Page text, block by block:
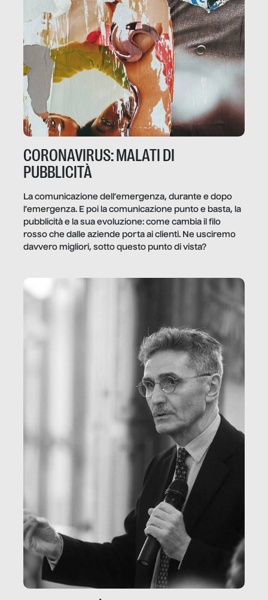
CORONAVIRUS: MALATI DI
PUBBLICITÀ
La comunicazione dell’emergenza, durante e dopo
l’emergenza. E poi la comunicazione punto e basta, la
pubblicità e la sua evoluzione: come cambia il filo
rosso che dalle aziende porta ai clienti. Ne usciremo
davvero migliori, sotto questo punto di vista?